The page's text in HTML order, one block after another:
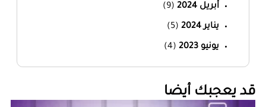
أبريل 2024 (9)
يناير 2024 (5)
يونيو 2023 (4)
‏قد يعجبك أيضا‏